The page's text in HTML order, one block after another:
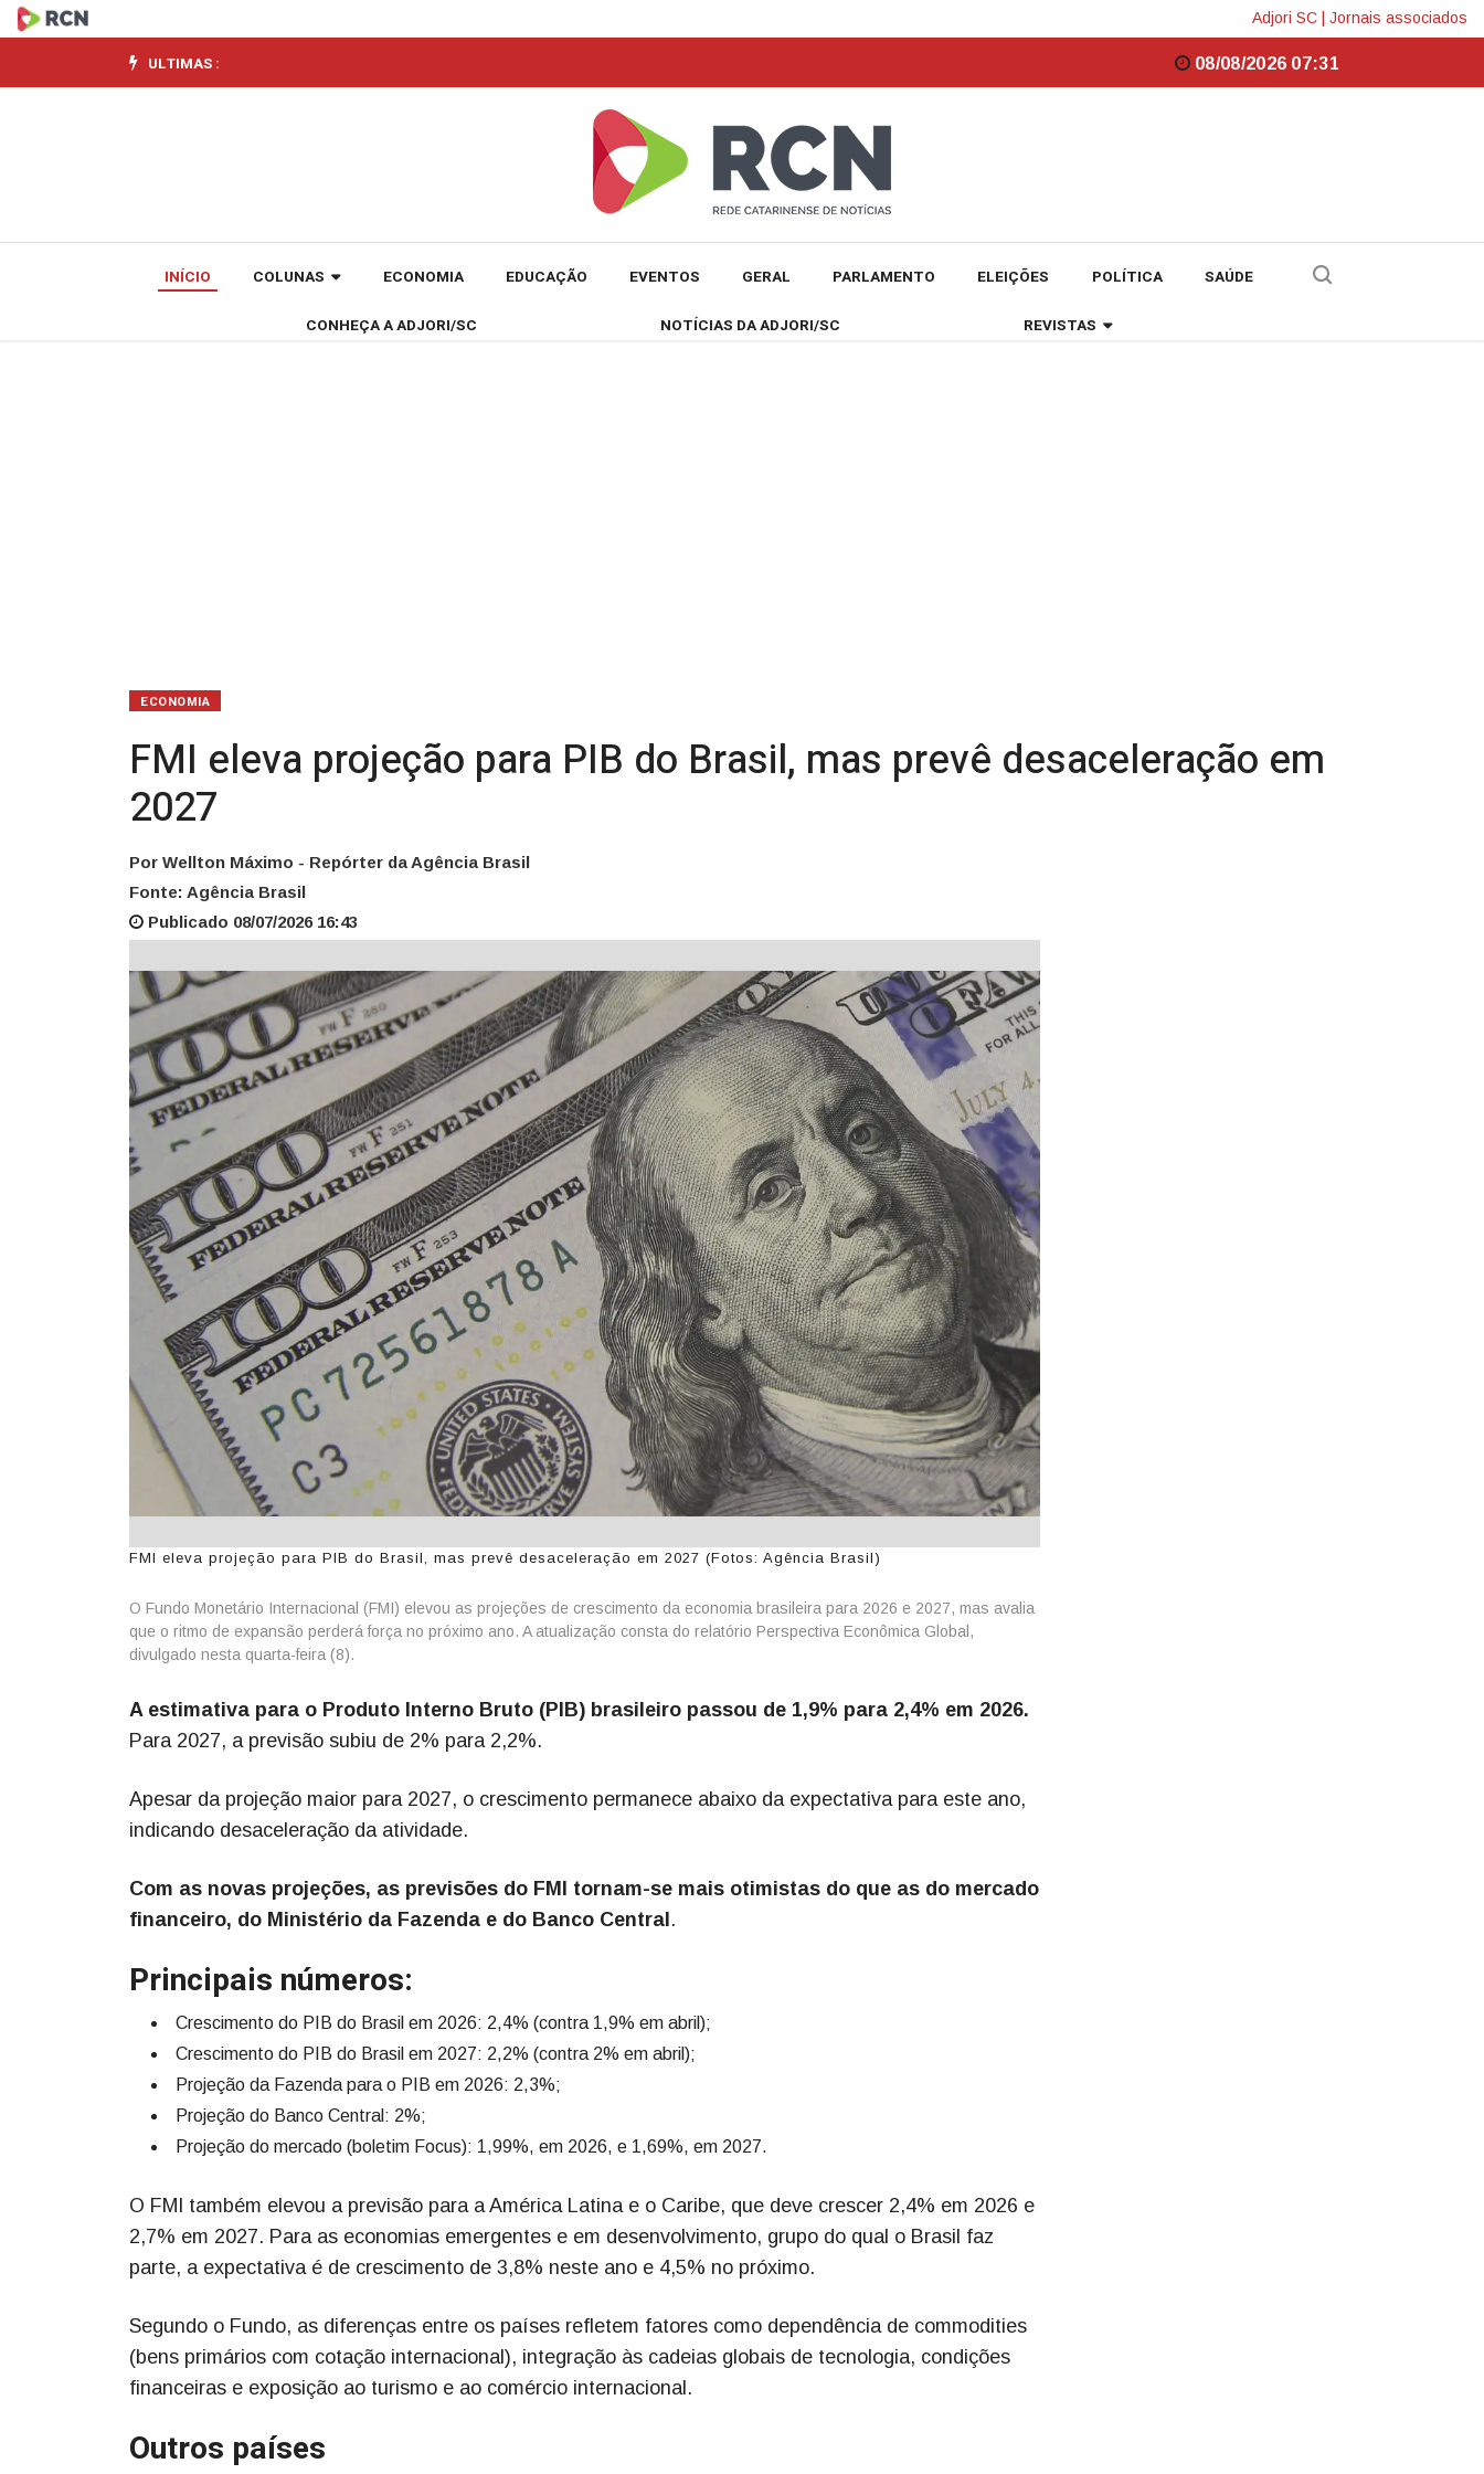
FMI
eleva
do
Adjori SC Jornais associados
ULTIMAS : 08/08/2026 07:31
INÍCIO COLUNAS ECONOMIA EDUCAÇÃO EVENTOS GERAL PARLAMENTO ELEIÇÕES POLÍTICA SAÚDE
CONHEÇA A ADJORI/SC NOTÍCIAS DA ADJORI/SC REVISTAS
ECONOMIA
FMI eleva projeção para PIB do Brasil, mas prevê desaceleração em
2027
Por Wellton Máximo - Repórter da Agência Brasil
Fonte: Agência Brasil
Publicado 08/07/2026 16:43
FMI eleva projeção para PIB do Brasil, mas prevê desaceleração em 2027 (Fotos: Agência Brasil)
O Fundo Monetário Internacional (FMI) elevou as projeções de crescimento da economia brasileira para 2026 e 2027, mas avalia
que o ritmo de expansão perderá força no próximo ano. A atualização consta do relatório Perspectiva Econômica Global,
divulgado nesta quarta-feira (8).
A estimativa para o Produto Interno Bruto (PIB) brasileiro passou de 1,9% para 2,4% em 2026.
Para 2027, a previsão subiu de 2% para 2,2%.
Apesar da projeção maior para 2027, o crescimento permanece abaixo da expectativa para este ano,
indicando desaceleração da atividade.
Com as novas projeções, as previsões do FMI tornam-se mais otimistas do que as do mercado
financeiro, do Ministério da Fazenda e do Banco Central.
Principais números:
Crescimento do PIB do Brasil em 2026: 2,4% (contra 1,9% em abril);
Crescimento do PIB do Brasil em 2027: 2,2% (contra 2% em abril);
Projeção da Fazenda para o PIB em 2026: 2,3%;
Projeção do Banco Central: 2%;
Projeção do mercado (boletim Focus): 1,99%, em 2026, e 1,69%, em 2027.
O FMI também elevou a previsão para a América Latina e o Caribe, que deve crescer 2,4% em 2026 e
2,7% em 2027. Para as economias emergentes e em desenvolvimento, grupo do qual o Brasil faz
parte, a expectativa é de crescimento de 3,8% neste ano e 4,5% no próximo.
Segundo o Fundo, as diferenças entre os países refletem fatores como dependência de commodities
(bens primários com cotação internacional), integração às cadeias globais de tecnologia, condições
financeiras e exposição ao turismo e ao comércio internacional.
Outros países